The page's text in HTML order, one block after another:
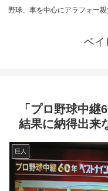
野球、車を中心にアラフォー
ベイ
「プロ野球中
結果に納得出来
巨人